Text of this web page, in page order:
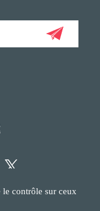
le contrôle sur ceux